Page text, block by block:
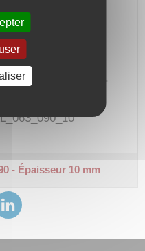
à simple lèvre.
- Épaisseur 10 mm